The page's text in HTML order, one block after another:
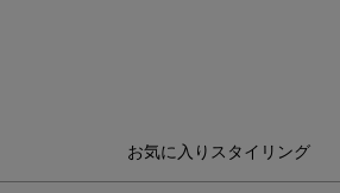
お気に入りスタイリング